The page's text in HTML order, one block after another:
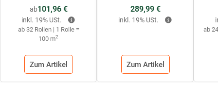
mm (1,0 x 100 m)
ab101,96 €
ab 32 Rollen | 1 Rolle =
100 m2
inkl. 19% USt.
Zum Artikel
Häuser)
289,99 €
inkl. 19% USt.
Zum Artikel
ab